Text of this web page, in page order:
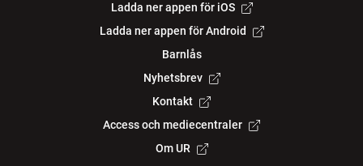
Ladda ner appen för iOS
Ladda ner appen för Android
Barnlås
Nyhetsbrev
Kontakt
Access och mediecentraler
Om UR